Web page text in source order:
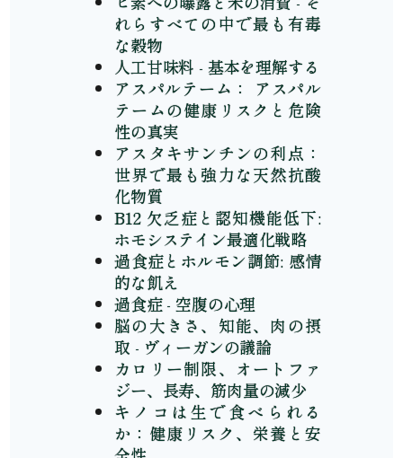
れらすべての中で最も有毒
な穀物
人工甘味料 - 基本を理解する
アスパルテーム： アスパル
テームの健康リスクと危険
性の真実
アスタキサンチンの利点：
世界で最も強力な天然抗酸
化物質
B12 欠乏症と認知機能低下:
ホモシステイン最適化戦略
過食症とホルモン調節: 感情
的な飢え
過食症 - 空腹の心理
脳の大きさ、知能、肉の摂
取 - ヴィーガンの議論
カロリー制限、オートファ
ジー、長寿、筋肉量の減少
キノコは生で食べられる
か：健康リスク、栄養と安